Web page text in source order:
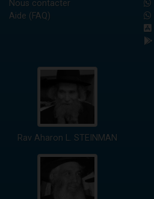
Nous contacter
Aide (FAQ)
Rav Aharon L. STEINMAN